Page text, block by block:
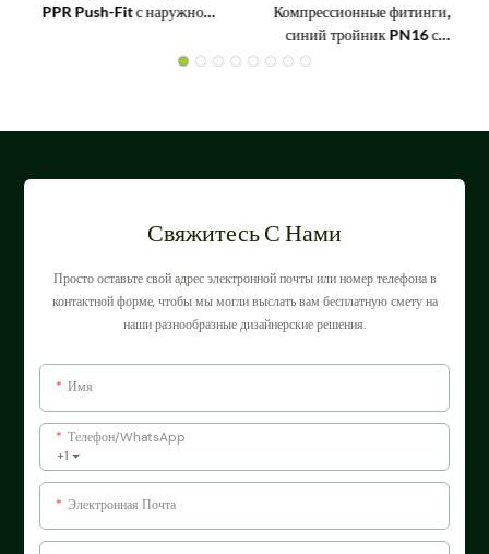
PPR Push-Fit с наружной
Компрессионные фитинги,
синий тройник PN16 с
равным расстоянием между
Свяжитесь С Нами
Просто оставьте свой адрес электронной почты или номер телефона в
контактной форме, чтобы мы могли выслать вам бесплатную смету на
наши разнообразные дизайнерские решения.
Имя
+1
Телефон/WhatsApp
Электронная Почта